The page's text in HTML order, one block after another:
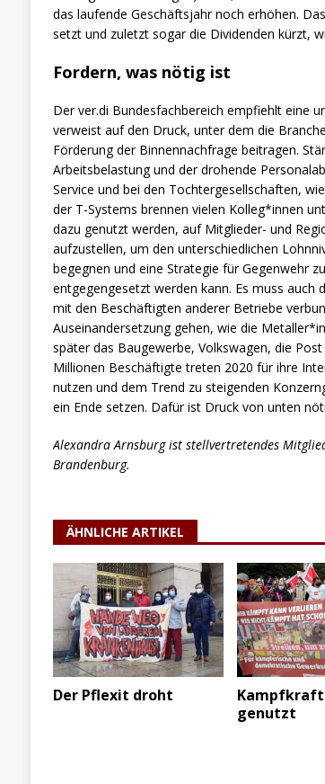
das laufende Geschäftsjahr noch erhöhen.
setzt und zuletzt sogar die Dividenden kürzt,
Fordern, was nötig ist
Der ver.di Bundesfachbereich empfiehlt eine
verweist auf den Druck, unter dem die
Förderung der Binnennachfrage beitragen.
Arbeitsbelastung und der drohende
Service und bei den Tochtergesellschaften,
der T-Systems brennen vielen Kolleg*innen
dazu genutzt werden, auf Mitglieder- und
aufzustellen, um den unterschiedlichen
begegnen und eine Strategie für Gegenwehr
entgegengesetzt werden kann. Es muss
mit den Beschäftigten anderer Betriebe
Auseinandersetzung gehen, wie die
später das Baugewerbe, Volkswagen, die
Millionen Beschäftigte treten 2020 für ihre
nutzen und dem Trend zu steigenden
ein Ende setzen. Dafür ist Druck von unten
Alexandra Arnsburg ist stellvertretendes
Brandenburg.
ÄHNLICHE ARTIKEL
Der Pflexit droht
genutzt